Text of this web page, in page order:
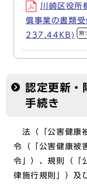
川崎区役所
償事業の書類
237.44KB)
別
認定更新・
手続き
法（「公害健康
令（「公害健康被
令」）、規則（「
律施行規則」）及